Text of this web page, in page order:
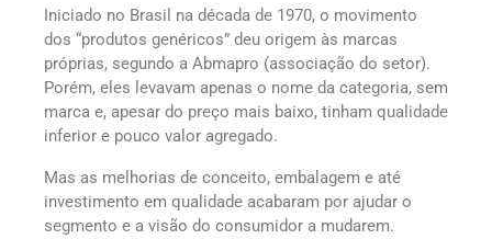
Iniciado no Brasil na década de 1970, o movimento
dos “produtos genéricos” deu origem às marcas
próprias, segundo a Abmapro (associação do setor).
Porém, eles levavam apenas o nome da categoria, sem
marca e, apesar do preço mais baixo, tinham qualidade
inferior e pouco valor agregado.
Mas as melhorias de conceito, embalagem e até
investimento em qualidade acabaram por ajudar o
segmento e a visão do consumidor a mudarem.